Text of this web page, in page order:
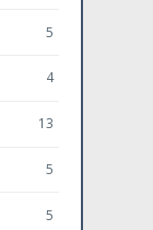
5
4
13
5
5